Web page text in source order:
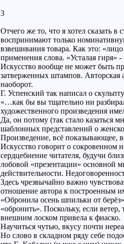
3
Отчего же то, что я хотел сказать
воспринимают только
взвешивания товара. Как это:
применения слова. «Усталая гиря»
Искусство вообще не может быть
затверженных штампов. Авторская
наоборот.
Г. Успенский так написал о
«…как бы вы тщательно ни
художественного произведения
Да, он потому (так стало казаться
шаблонных представлений о
Произведение, всё показывающее,
Искусство говорит о сокровенном
сердцебиение читателя, будучи
лобовой «презентации» основной
действительности.
Здесь чрезвычайно важно
отношение автора к построенным
«Обронила осень шпильки от
«обронить». Поскольку, если
внешним лоском привела к фиаско.
Научиться чутью, вкусу почти
Но слово в складном ряду себе